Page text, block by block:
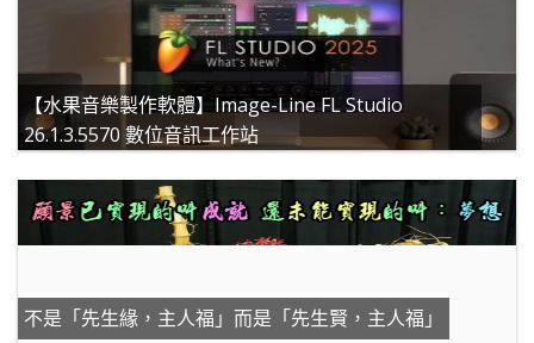
【水果音樂製作軟體】Image-Line FL Studio
26.1.3.5570 數位音訊工作站
不是「先生緣，主人福」而是「先生賢，主人福」